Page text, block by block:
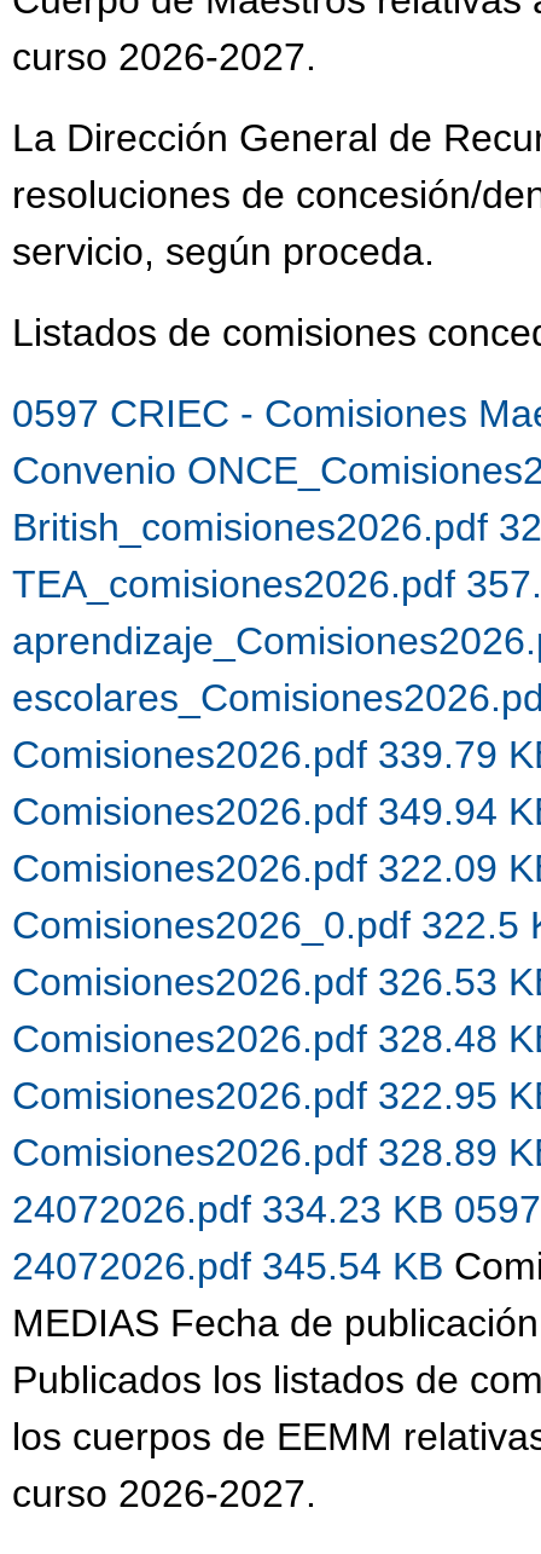
curso 2026-2027.
La Dirección General de
resoluciones de concesión/
servicio, según proceda.
Listados de comisiones
0597 CRIEC - Comisiones
Convenio
British_comisiones2026.pdf
TEA_comisiones2026.pdf
Comisiones2026.pdf 339.79
Comisiones2026.pdf 349.94
Comisiones2026.pdf 322.09
Comisiones2026_0.pdf 322.5
Comisiones2026.pdf 326.53
Comisiones2026.pdf 328.48
Comisiones2026.pdf 322.95
Comisiones2026.pdf 328.89
24072026.pdf 334.23 KB
24072026.pdf 345.54 KB
MEDIAS Fecha de
Publicados los listados de
los cuerpos de EEMM
curso 2026-2027.